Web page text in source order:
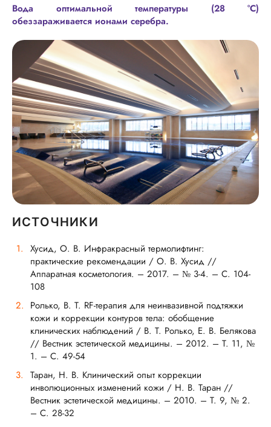
Вода оптимальной температуры (28 °C)
обеззараживается ионами серебра.
ИСТОЧНИКИ
Хусид, О. В. Инфракрасный термолифтинг:
практические рекомендации / О. В. Хусид //
Аппаратная косметология. – 2017. – № 3-4. – С. 104-
108
Ролько, В. Т. RF-терапия для неинвазивной подтяжки
кожи и коррекции контуров тела: обобщение
клинических наблюдений / В. Т. Ролько, Е. В. Белякова
// Вестник эстетической медицины. – 2012. – Т. 11, №
1. – С. 49-54
Таран, Н. В. Клинический опыт коррекции
инволюционных изменений кожи / Н. В. Таран //
Вестник эстетической медицины. – 2010. – Т. 9, № 2.
– С. 28-32